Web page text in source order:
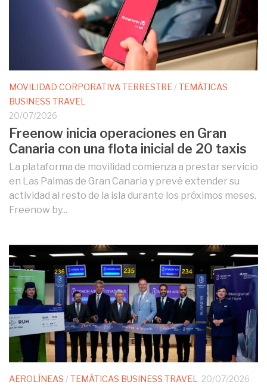
MOVILIDAD CORPORATIVA TERRESTRE /TEMÁTICAS
BUSINESS TRAVEL
20/07/2026
Freenow inicia operaciones en Gran
Canaria con una flota inicial de 20 taxis
La plataforma de movilidad comienza a prestar servicio
en Las Palmas de Gran Canaria y prevé extender su
actividad al resto de la isla durante los próximos meses.
Freenow by...
AEROLÍNEAS /TEMÁTICAS BUSINESS TRAVEL 20/07/2026